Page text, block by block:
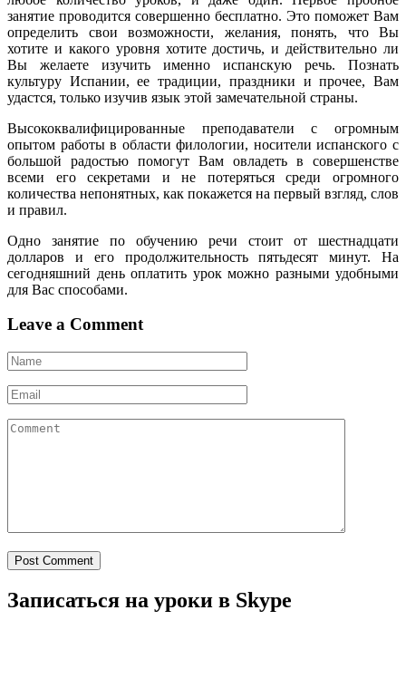
занятие проводится совершенно бесплатно. Это поможет Вам
определить свои возможности, желания, понять, что Вы
хотите и какого уровня хотите достичь, и действительно ли
Вы желаете изучить именно испанскую речь. Познать
культуру Испании, ее традиции, праздники и прочее, Вам
удастся, только изучив язык этой замечательной страны.
Высококвалифицированные преподаватели с огромным
опытом работы в области филологии, носители испанского с
большой радостью помогут Вам овладеть в совершенстве
всеми его секретами и не потеряться среди огромного
количества непонятных, как покажется на первый взгляд, слов
и правил.
Одно занятие по обучению речи стоит от шестнадцати
долларов и его продолжительность пятьдесят минут. На
сегодняшний день оплатить урок можно разными удобными
для Вас способами.
Leave a Comment
Post Comment
Записаться на уроки в Skype